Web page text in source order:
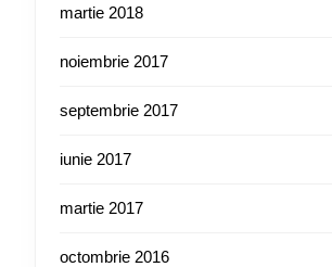
martie 2018
noiembrie 2017
septembrie 2017
iunie 2017
martie 2017
octombrie 2016